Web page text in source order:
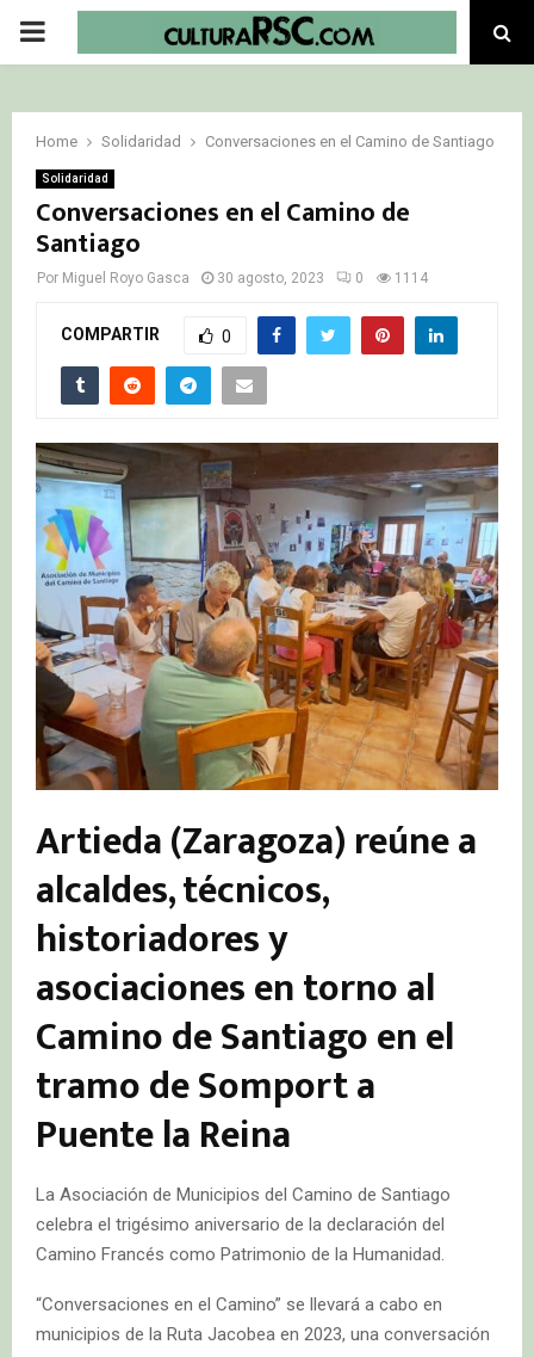
PRIMARY
Home Solidaridad Conversaciones en el Camino de Santiago
Solidaridad
Conversaciones en el Camino de
Santiago
Por Miguel Royo Gasca 30 agosto, 2023 0 1114
COMPARTIR 0
Artieda (Zaragoza) reúne a
alcaldes, técnicos,
historiadores y
asociaciones en torno al
Camino de Santiago en el
tramo de Somport a
Puente la Reina
La Asociación de Municipios del Camino de Santiago
celebra el trigésimo aniversario de la declaración del
Camino Francés como Patrimonio de la Humanidad.
“Conversaciones en el Camino” se llevará a cabo en
municipios de la Ruta Jacobea en 2023, una conversación